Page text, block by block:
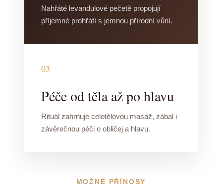
Nahřáté levandulové pečetě propojují
příjemné prohřátí s jemnou přírodní vůní.
03
Péče od těla až po hlavu
Rituál zahrnuje celotělovou masáž, zábal i
závěrečnou péči o obličej a hlavu.
MOŽNÉ PŘÍNOSY